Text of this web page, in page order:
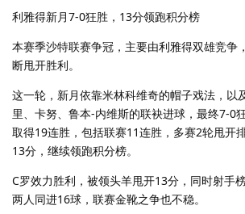
利雅得新月7-0狂胜，13分领跑积分榜
本赛季沙特联赛争冠，主要由利雅得双雄竞争
断甩开胜利。
这一轮，新月依靠米林科维奇的帽子戏法，以
里、卡努、鲁本-内维斯的联袂进球，最终7-0
取得19连胜，包括联赛11连胜，多赛2轮甩开
13分，继续领跑积分榜。
C罗效力胜利，被领头羊甩开13分，同时射手
两人同进16球，联赛金靴之争也不稳。